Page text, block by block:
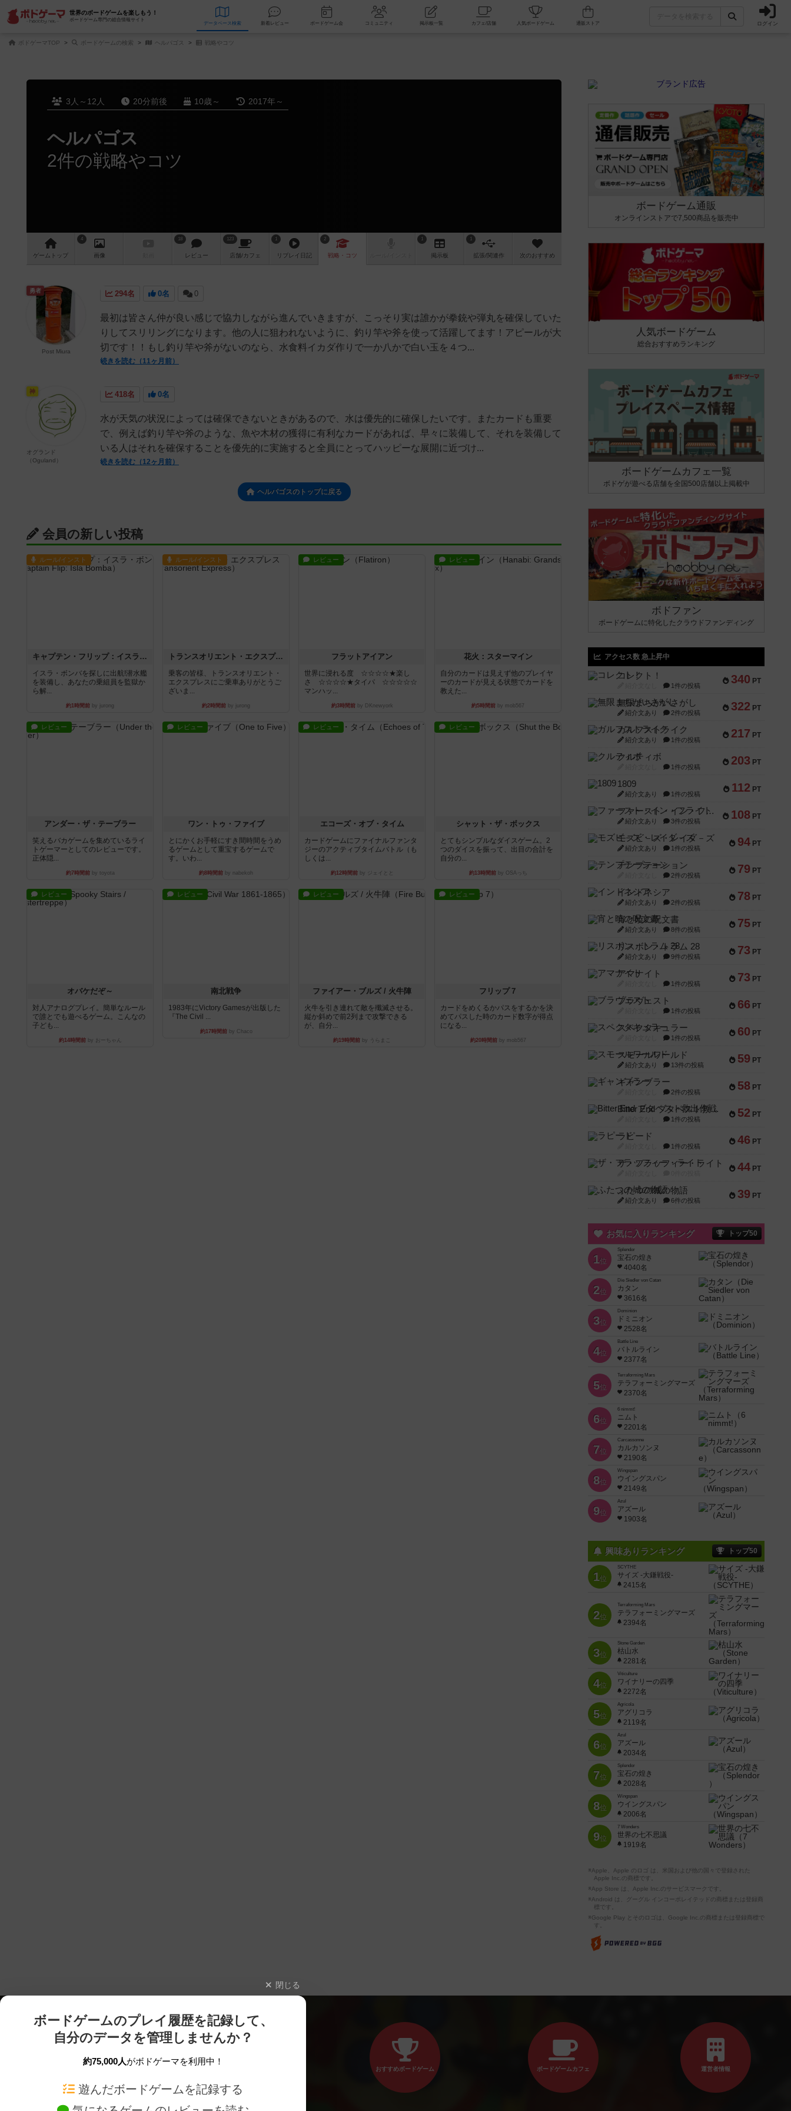
世界のボードゲームを楽しもう！
ボードゲーム専門の総合情報サイト
データベース 検索 新着レビュー ボードゲーム会 コミュニティ 掲示板一覧 カフェ/店舗 人気ボードゲーム ログイン
ボドゲーマTOP ボードゲームの検索 ヘルパゴス 戦略やコツ
3人～12人 20分前後 10歳～ 2017年～
ヘルパゴス
2件の戦略やコツ
ゲーム トップ
4
画像
18
レビュー
123
店舗/カフェ
1
リプレイ 日記
2
戦略 ・コツ
1
掲示板
1
拡張/関連作 次のおすすめ
294名 0名 0
最初は皆さん仲が良い感じで協力しながら進んでいきますが、こっそり実は誰かが拳銃や弾丸を確保していた
りしてスリリングになります。他の人に狙われないように、釣り竿や斧を使って活躍してます！アピールが大
切です！！もし釣り竿や斧がないのなら、水食料イカダ作りで一か八かで白い玉を４つ...
続きを読む（11ヶ月前）
勇者
Post Miura
418名 0名
水が天気の状況によっては確保できないときがあるので、水は優先的に確保したいです。またカードも重要
で、例えば釣り竿や斧のような、魚や木材の獲得に有利なカードがあれば、早々に装備して、それを装備して
いる人はそれを確保することを優先的に実施すると全員にとってハッピーな展開に近づけ...
続きを読む（12ヶ月前）
神
オグランド
（Oguland）
ヘルパゴスのトップに戻る
会員の新しい投稿
ルール/インスト
キャプテン・フリップ：イスラ・ボンバ
イスラ・ボンバを探しに出航!潜水艦
を装備し、あなたの乗組員を監獄か
ら解...
約1時間前 by jurong
ルール/インスト
トランスオリエント・エクスプレス
乗客の皆様、トランスオリエント・
エクスプレスにご乗車ありがとうご
ざいま...
約2時間前 by jurong
レビュー
フラットアイアン
世界に浸れる度 ☆☆☆☆★楽し
さ ☆☆☆☆★タイパ ☆☆☆☆☆
マンハッ...
約3時間前by DKnewyork
レビュー
花火：スターマイン
自分のカードは見えず他のプレイヤ
ーのカードが見える状態でカードを
教えた...
約5時間前 by mob567
レビュー
アンダー・ザ・テーブラー
笑えるバカゲームを集めているライ
トゲーマーとしてのレビューです。
正体隠...
約7時間前by toyota
レビュー
ワン・トゥ・ファイブ
とにかくお手軽にすき間時間をうめ
るゲームとして重宝するゲームで
す。いわ...
約8時間前 by nabekoh
レビュー
エコーズ・オブ・タイム
カードゲームにファイナルファンタ
ジーのアクティブタイムバトル（も
しくは...
約12時間前by ジェイとと
レビュー
シャット・ザ・ボックス
とてもシンプルなダイスゲーム。2
つのダイスを振って、出目の合計を
自分の...
約13時間前by OSAっち
レビュー
オバケだぞ～
対人アナログプレイ。簡単なルール
で誰とでも遊べるゲーム。こんなの
子ども...
約14時間前by おーちゃん
レビュー
南北戦争
1983年にVictory Gamesが出版した
『The Civil ...
約17時間前by Chaco
レビュー
ファイアー・ブルズ / 火牛陣
火牛を引き連れて敵を殲滅させる。
縦か斜めで前2列まで攻撃できる
が、自分...
約19時間前 by うらまこ
レビュー
フリップ７
カードをめくるかパスをするかを決
めてパスした時のカード数字が得点
になる...
約20時間前by mob567
ボードゲーム通販
オンラインストアで7,500商品を販売中
人気ボードゲーム
総合おすすめランキング
ボードゲームカフェ一覧
ボドゲが遊べる店舗を全国500店舗以上掲載中
ボドファン
ボードゲームに特化したクラウドファンディング
アクセス数 急上昇中
340 PT
コレクト！
1件の投稿
322 PT
無限まちがいさがし
紹介文あり 2件の投稿
217 PT
ガルフストライク
紹介文あり 1件の投稿
203 PT
クルティボ
1件の投稿
112 PT
1809
紹介文あり 1件の投稿
108 PT
ファースト・イン・フライト
紹介文あり 3件の投稿
94 PT
モズビ－ズ・レイダ－ズ
紹介文あり 1件の投稿
79 PT
テンプテーション
2件の投稿
78 PT
インドネシア
紹介文あり 2件の投稿
75 PT
宵と暁の呪文書
紹介文あり 8件の投稿
73 PT
リスボン・トラム 28
紹介文あり 9件の投稿
73 PT
アマナイト
1件の投稿
66 PT
ブラヴェスト
1件の投稿
60 PT
スペクタキュラー
1件の投稿
59 PT
スモールワールド
紹介文あり 13件の投稿
58 PT
ギャンブラー
2件の投稿
52 PT
Bitter End ブタペスト救出作戦
1件の投稿
46 PT
ラピード
1件の投稿
44 PT
ザ・フラッフィー・ライト
39 PT
ふたつの城の物語
紹介文あり 6件の投稿
お気に入りランキング トップ50
1位
Splendor
宝石の煌き
4040名
2位
Die Siedler von Catan
カタン
3616名
3位
Dominion
ドミニオン
2528名
4位
Battle Line
バトルライン
2377名
5位
Terraforming Mars
テラフォーミングマーズ
2370名
6位
6 nimmt!
ニムト
2201名
7位
Carcassonne
カルカソンヌ
2190名
8位
Wingspan
ウイングスパン
2149名
9位
Azul
アズール
1903名
興味ありランキング トップ50
1位
SCYTHE
サイズ -大鎌戦役-
2415名
2位
Terraforming Mars
テラフォーミングマーズ
2394名
3位
Stone Garden
枯山水
2281名
4位
Viticulture
ワイナリーの四季
2272名
5位
Agricola
アグリコラ
2119名
6位
Azul
アズール
2034名
7位
Splendor
宝石の煌き
2028名
8位
Wingspan
ウイングスパン
2006名
9位
7 Wonders
世界の七不思議
1919名
※Apple、Apple のロゴ は、米国および他の国々で登録された
Apple Inc.の商標です。
※App Store は、Apple Inc.のサービスマークです。
※Android は、グーグル インコーポレイテッドの商標または登録商
標です。
※Google Play とそのロゴは、Google Inc.の商標または登録商標で
す。
閉じる
ボードゲームのプレイ履歴を記録して、
自分のデータを管理しませんか？
約75,000人がボドゲーマを利用中！
遊んだボードゲームを記録する
おすすめボードゲーム ボードゲームカフェ 運営者情報